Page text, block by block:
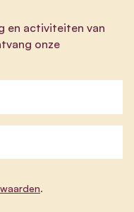
en activiteiten van
onze
.